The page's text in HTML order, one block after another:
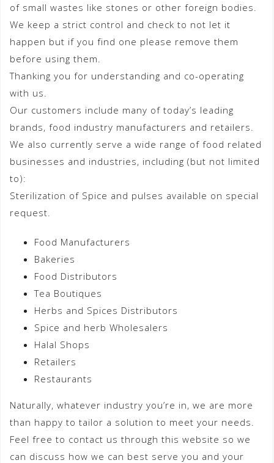
of small wastes like stones or other foreign bodies.
We keep a strict control and check to not let it
happen but if you find one please remove them
before using them.
Thanking you for understanding and co-operating
with us.
Our customers include many of today’s leading
brands, food industry manufacturers and retailers.
We also currently serve a wide range of food related
businesses and industries, including (but not limited
to):
Sterilization of Spice and pulses available on special
request.
Food Manufacturers
Bakeries
Food Distributors
Tea Boutiques
Herbs and Spices Distributors
Spice and herb Wholesalers
Halal Shops
Retailers
Restaurants
Naturally, whatever industry you’re in, we are more
than happy to tailor a solution to meet your needs.
Feel free to contact us through this website so we
can discuss how we can best serve you and your